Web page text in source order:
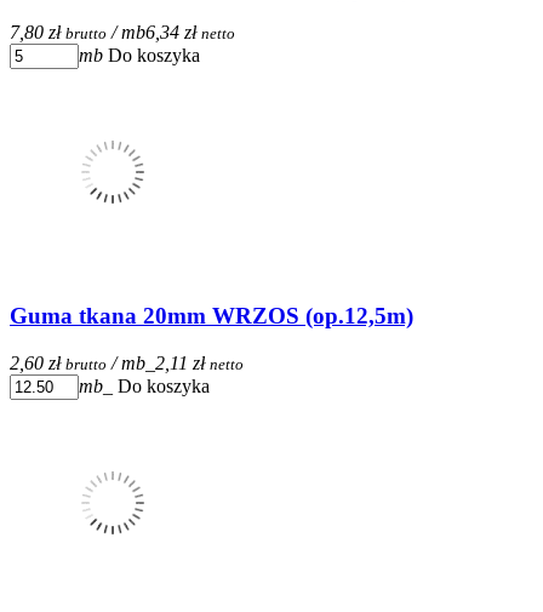
7,80 zł brutto / mb6,34 zł netto
mb Do koszyka
Guma tkana 20mm WRZOS (op.12,5m)
2,60 zł brutto / mb_ 2,11 zł netto
mb_ Do koszyka